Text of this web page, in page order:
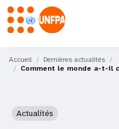
au
contenu
M
Accueil Dernières actualités
Comment le monde a-t-il
Actualités